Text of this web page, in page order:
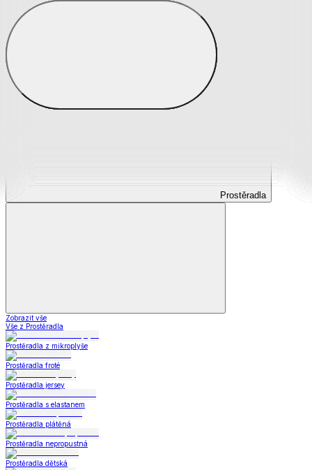
Prostěradla
Prostěradla
Zobrazit vše
Vše z Prostěradla
Prostěradla z mikroplyše
Prostěradla froté
Prostěradla jersey
Prostěradla s elastanem
Prostěradla plátěná
Prostěradla nepropustná
Prostěradla dětská